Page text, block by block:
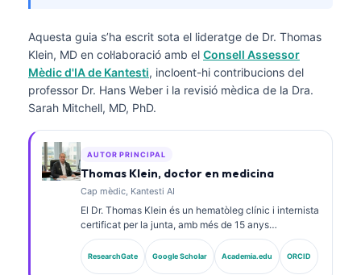
Aquesta guia s’ha escrit sota el lideratge de Dr. Thomas
Klein, MD en col·laboració amb el Consell Assessor
Mèdic d'IA de Kantesti, incloent-hi contribucions del
professor Dr. Hans Weber i la revisió mèdica de la Dra.
Sarah Mitchell, MD, PhD.
AUTOR PRINCIPAL
Thomas Klein, doctor en medicina
Cap mèdic, Kantesti AI
El Dr. Thomas Klein és un hematòleg clínic i internista
certificat per la junta, amb més de 15 anys
d’experiència en medicina de laboratori i anàlisi
clínica assistida per IA. Com a director mèdic a
Kantesti AI, proporciona supervisió clínica de
ResearchGate Google Scholar Academia.edu ORCID